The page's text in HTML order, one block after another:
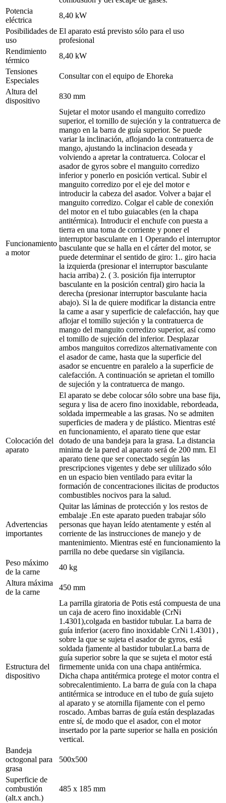
Potencia
eléctrica
8,40 kW
Posibilidades de
uso
El aparato está previsto sólo para el uso
profesional
Rendimiento
térmico
8,40 kW
Tensiones
Especiales
Consultar con el equipo de Ehoreka
Altura del
dispositivo
830 mm
Funcionamiento
a motor
Sujetar el motor usando el manguito corredizo
superior, el tornillo de sujeción y la contratuerca de
mango en la barra de guía superior. Se puede
variar la inclinación, aflojando la contratuerca de
mango, ajustando la inclinacion deseada y
volviendo a apretar la contratuerca. Colocar el
asador de gyros sobre el manguito corredizo
inferior y ponerlo en posición vertical. Subir el
manguito corredizo por el eje del motor e
introducir la cabeza del asador. Volver a bajar el
manguito corredizo. Colgar el cable de conexión
del motor en el tubo guiacables (en la chapa
antitérmica). Introducir el enchufe con puesta a
tierra en una toma de corriente y poner el
interruptor basculante en 1 Operando el interruptor
basculante que se halla en el cárter del motor, se
puede determinar el sentido de giro: 1.. giro hacia
la izquierda (presionar el interruptor basculante
hacia arriba) 2. ( 3. posición fija interruptor
basculante en la posición central) giro hacia la
derecha (presionar interruptor basculante hacia
abajo). Si la de quiere modificar la distancia entre
la came a asar y superficie de calefacción, hay que
aflojar el tomillo sujeción y la contratuerca de
mango del manguito corredizo superior, así como
el tomillo de sujeción del inferior. Desplazar
ambos manguitos corredizos alternativamente con
el asador de came, hasta que la superficie del
asador se encuentre en paralelo a la superficie de
calefacción. A continuación se aprietan el tomillo
de sujeción y la contratuerca de mango.
Colocación del
aparato
El aparato se debe colocar sólo sobre una base fija,
segura y lisa de acero fino inoxidable, rebordeada,
soldada impermeable a las grasas. No se admiten
superficies de madera y de plástico. Mientras esté
en funcionamiento, el aparato tiene que estar
dotado de una bandeja para la grasa. La distancia
minima de la pared al aparato será de 200 mm. El
aparato tiene que ser conectado según las
prescripciones vigentes y debe ser ulilizado sólo
en un espacio bien ventilado para evitar la
formación de concentraciones ilicitas de productos
combustibles nocivos para la salud.
Advertencias
importantes
Quitar las láminas de protección y los restos de
embalaje .En este aparato pueden trabajar sólo
personas que hayan leído atentamente y estén al
corriente de las instrucciones de manejo y de
mantenimiento. Mientras esté en funcionamiento la
parrilla no debe quedarse sin vigilancia.
Peso máximo
de la carne
40 kg
Altura máxima
de la carne
450 mm
Estructura del
dispositivo
La parrilla giratoria de Potis está compuesta de una
un caja de acero fino inoxidable (CrNi
1.4301),colgada en bastidor tubular. La barra de
guía inferior (acero fino inoxidable CrNi 1.4301) ,
sobre la que se sujeta el asador de gyros, está
soldada fjamente al bastidor tubular.La barra de
guía superior sobre la que se sujeta el motor está
firmemente unida con una chapa antitérmica.
Dicha chapa antitérmica protege el motor contra el
sobrecalentimiento. La barra de guía con la chapa
antitérmica se introduce en el tubo de guía sujeto
al aparato y se atornilla fijamente con el perno
roscado. Ambas barras de guía están desplazadas
entre sí, de modo que el asador, con el motor
insertado por la parte superior se halla en posición
vertical.
Bandeja
octogonal para
grasa
500x500
Superficie de
combustión
(alt.x anch.)
485 x 185 mm